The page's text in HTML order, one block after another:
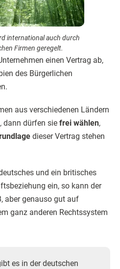
international auch durch
Firmen geregelt.
einen Vertrag ab,
des Bürgerlichen
aus verschiedenen Ländern
dann dürfen sie frei wählen,
dieser Vertrag stehen
und ein britisches
ein, so kann der
aber genauso gut auf
ganz anderen Rechtssystem
es in der deutschen